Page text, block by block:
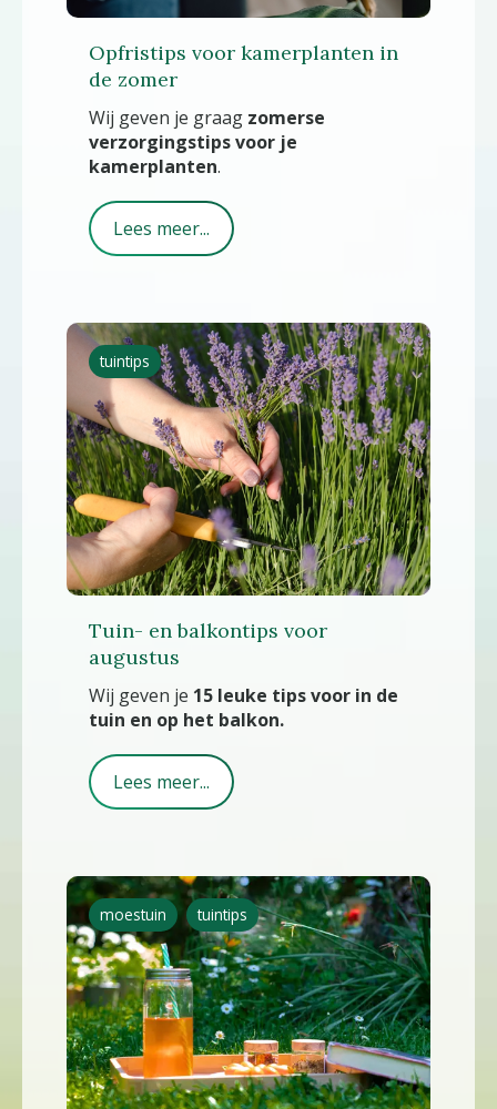
Opfristips voor kamerplanten in
de zomer
Wij geven je graag zomerse
verzorgingstips voor je
kamerplanten.
Lees meer...
Tuin- en balkontips voor
augustus
Wij geven je 15 leuke tips voor in de
tuin en op het balkon.
Lees meer...
tuintips
moestuin tuintips